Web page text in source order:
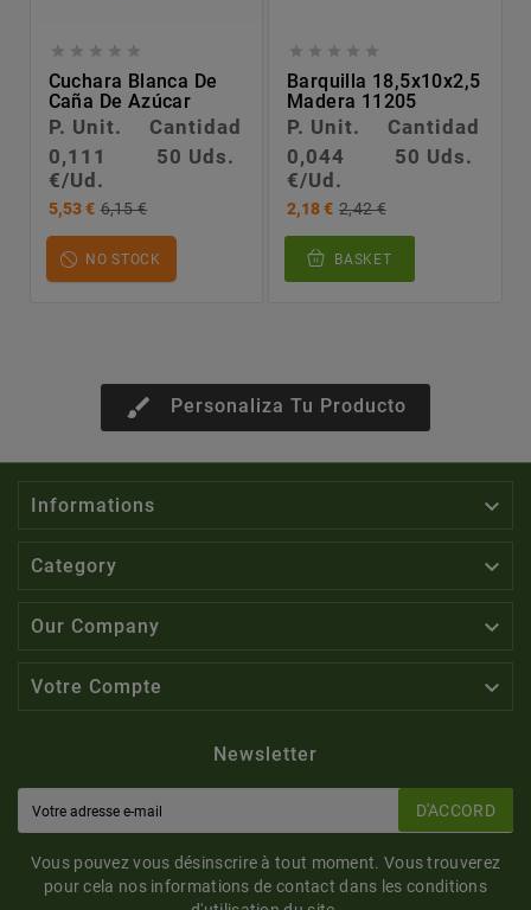
    
Cuchara Blanca De
Caña De Azúcar
P. Unit.
Cantidad
0,111
€/Ud.
50 Uds.
5,53 € 6,15 €
NO STOCK
    
Barquilla 18,5x10x2,5
Madera 11205
P. Unit.
Cantidad
0,044
€/Ud.
50 Uds.
2,18 € 2,42 €
BASKET
brush Personaliza Tu Producto
Informations 
Category 
Our Company 
Votre Compte 
Newsletter
D'ACCORD
Vous pouvez vous désinscrire à tout moment. Vous trouverez
pour cela nos informations de contact dans les conditions